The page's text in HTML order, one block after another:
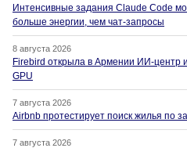
Интенсивные задания Claude Code
больше энергии, чем чат-запросы
8 августа 2026
Firebird открыла в Армении ИИ-центр
GPU
7 августа 2026
Airbnb протестирует поиск жилья по
7 августа 2026